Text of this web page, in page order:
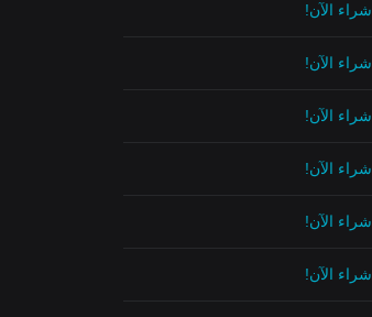
شراء الآن!
شراء الآن!
شراء الآن!
شراء الآن!
شراء الآن!
شراء الآن!